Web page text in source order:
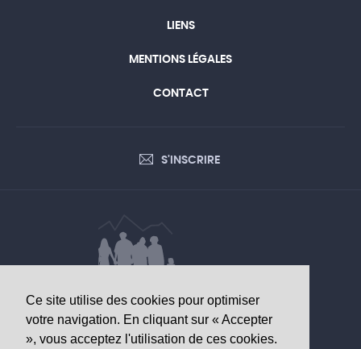
Ce site utilise des cookies pour optimiser
votre navigation. En cliquant sur « Accepter
», vous acceptez l'utilisation de ces cookies.
LIENS
MENTIONS LÉGALES
CONTACT
S'INSCRIRE
DONNÉES D’INTÉRÊT SANITAIRE
Observatoire valaisan de la santé